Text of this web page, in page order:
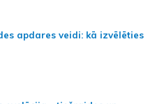
apdares veidi: kā izvēlēties